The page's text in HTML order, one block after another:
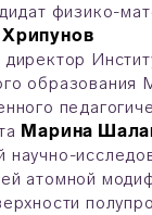
физико-
образования
Марина
научно-
атомной